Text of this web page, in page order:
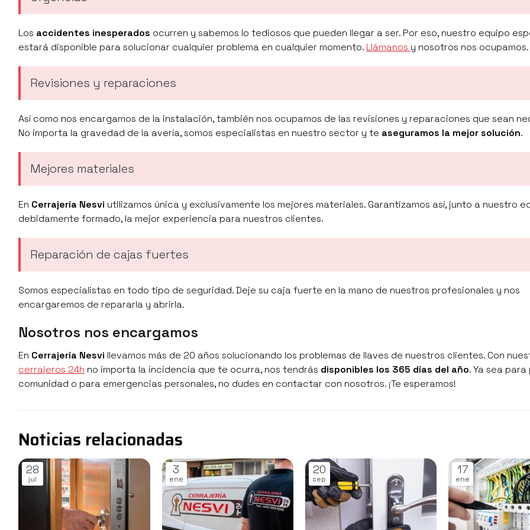
Los accidentes inesperados ocurren y sabemos lo tediosos que pueden llegar a ser. Por eso, nuestro equipo
estará disponible para solucionar cualquier problema en cualquier momento. Llámanos y nosotros nos ocupamos.
Revisiones y reparaciones
Así como nos encargamos de la instalación, también nos ocupamos de las revisiones y reparaciones que sean
No importa la gravedad de la avería, somos especialistas en nuestro sector y te aseguramos la mejor solución.
Mejores materiales
En Cerrajería Nesvi utilizamos única y exclusivamente los mejores materiales. Garantizamos así, junto a nuestro
debidamente formado, la mejor experiencia para nuestros clientes.
Reparación de cajas fuertes
Somos especialistas en todo tipo de seguridad. Deje su caja fuerte en la mano de nuestros profesionales y nos
encargaremos de repararla y abrirla.
Nosotros nos encargamos
En Cerrajería Nesvi llevamos más de 20 años solucionando los problemas de llaves de nuestros clientes. Con
cerrajeros 24h no importa la incidencia que te ocurra, nos tendrás disponibles los 365 días del año. Ya sea para
comunidad o para emergencias personales, no dudes en contactar con nosotros. ¡Te esperamos!
Noticias relacionadas
28
jul
3
ene
20
sep
17
ene